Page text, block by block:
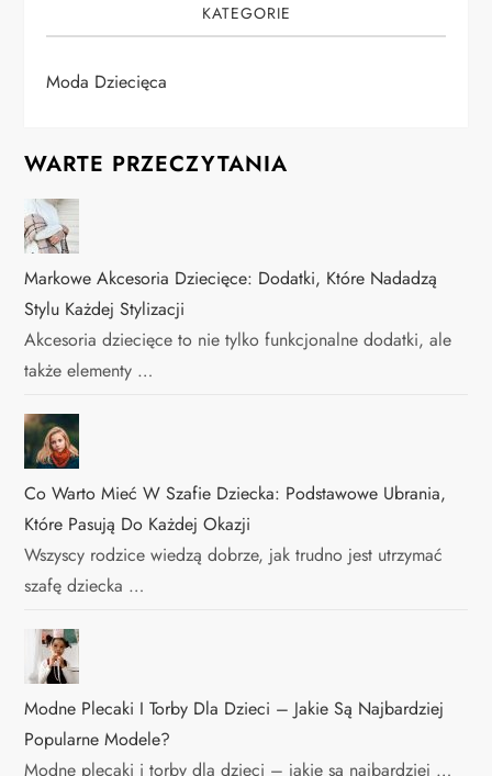
KATEGORIE
Moda Dziecięca
WARTE PRZECZYTANIA
Markowe Akcesoria Dziecięce: Dodatki, Które Nadadzą
Stylu Każdej Stylizacji
Akcesoria dziecięce to nie tylko funkcjonalne dodatki, ale
także elementy …
Co Warto Mieć W Szafie Dziecka: Podstawowe Ubrania,
Które Pasują Do Każdej Okazji
Wszyscy rodzice wiedzą dobrze, jak trudno jest utrzymać
szafę dziecka …
Modne Plecaki I Torby Dla Dzieci – Jakie Są Najbardziej
Popularne Modele?
Modne plecaki i torby dla dzieci – jakie są najbardziej …